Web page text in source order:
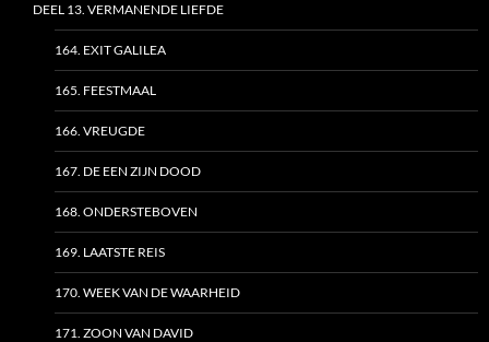
DEEL 13. VERMANENDE LIEFDE
164. EXIT GALILEA
165. FEESTMAAL
166. VREUGDE
167. DE EEN ZIJN DOOD
168. ONDERSTEBOVEN
169. LAATSTE REIS
170. WEEK VAN DE WAARHEID
171. ZOON VAN DAVID